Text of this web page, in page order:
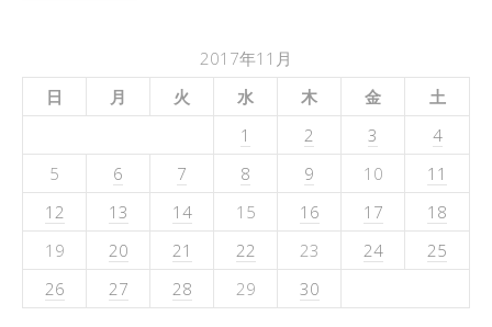
2017年11月
日
月 火 水 木 金
土
1
2 3
4
5
6 7 8 9 10
11
12
13 14 15 16 17
18
19
20 21 22 23 24
25
26
27 28 29 30